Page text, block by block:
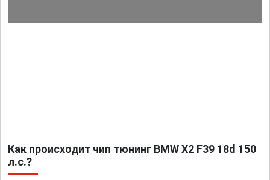
Как происходит чип тюнинг BMW X2 F39 18d 150
л.с.?